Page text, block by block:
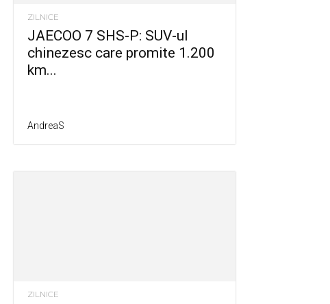
ZILNICE
JAECOO 7 SHS-P: SUV-ul
chinezesc care promite 1.200
km...
AndreaS
ZILNICE